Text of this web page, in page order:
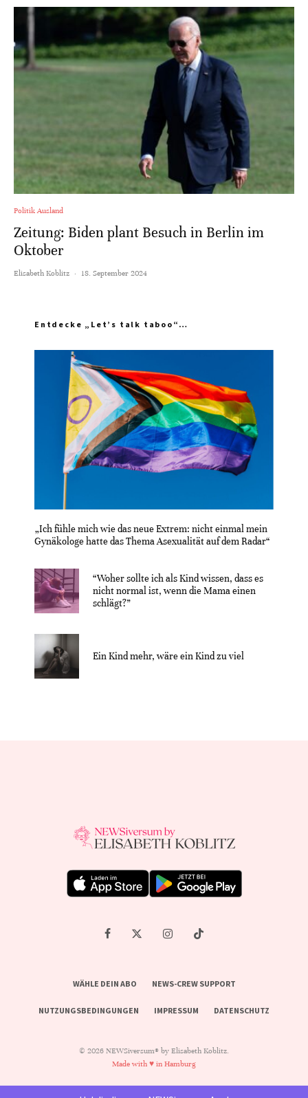
Politik Ausland
Zeitung: Biden plant Besuch in Berlin im
Oktober
Elisabeth Koblitz · 18. September 2024
Entdecke „Let’s talk taboo“…
„Ich fühle mich wie das neue Extrem: nicht einmal mein
Gynäkologe hatte das Thema Asexualität auf dem Radar“
“Woher sollte ich als Kind wissen, dass es
nicht normal ist, wenn die Mama einen
schlägt?”
Ein Kind mehr, wäre ein Kind zu viel
WÄHLE DEIN ABO NEWS-CREW SUPPORT
NUTZUNGSBEDINGUNGEN IMPRESSUM DATENSCHUTZ
© 2026 NEWSiversum® by Elisabeth Koblitz.
Made with ♥ in Hamburg